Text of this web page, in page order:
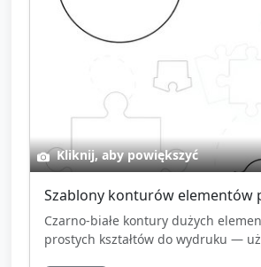
Kliknij, aby powiększyć
Szablony konturów elementów
Czarno-białe kontury dużych
prostych kształtów do wydruku —